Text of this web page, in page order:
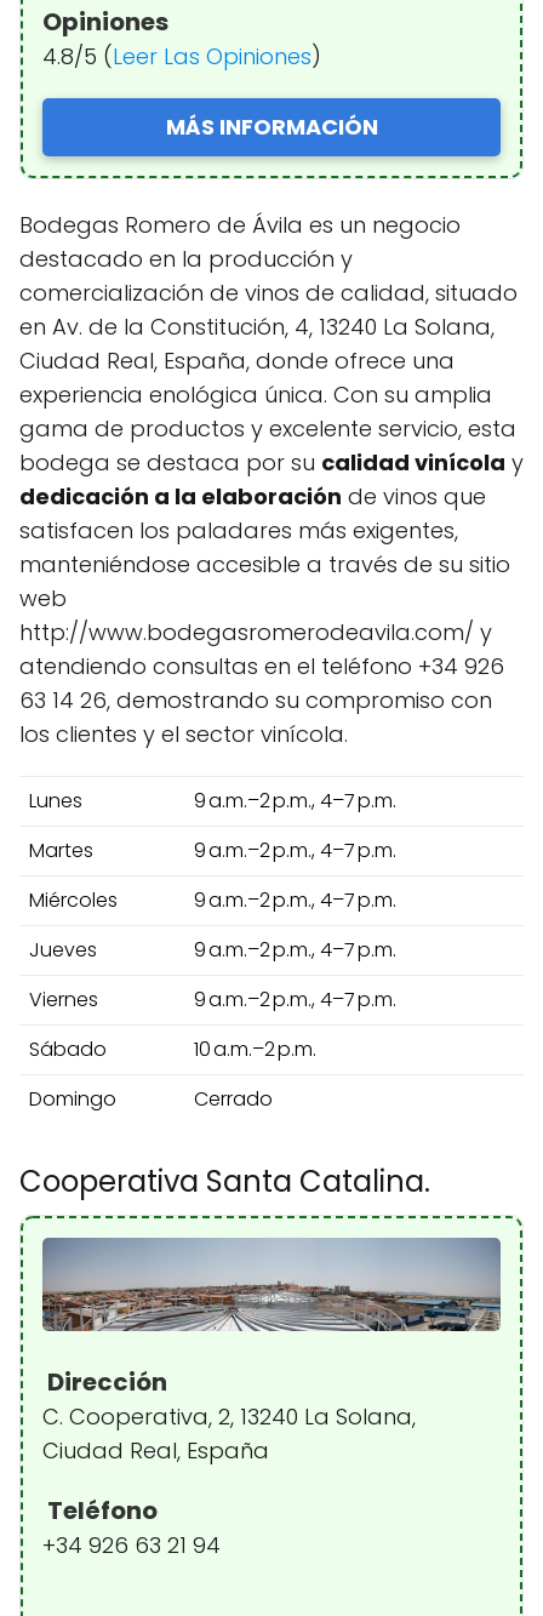
Opiniones
4.8/5 (Leer Las Opiniones)
MÁS INFORMACIÓN
Bodegas Romero de Ávila es un negocio
destacado en la producción y
comercialización de vinos de calidad, situado
en Av. de la Constitución, 4, 13240 La Solana,
Ciudad Real, España, donde ofrece una
experiencia enológica única. Con su amplia
gama de productos y excelente servicio, esta
bodega se destaca por su calidad vinícola y
dedicación a la elaboración de vinos que
satisfacen los paladares más exigentes,
manteniéndose accesible a través de su sitio
web
http://www.bodegasromerodeavila.com/ y
atendiendo consultas en el teléfono +34 926
63 14 26, demostrando su compromiso con
los clientes y el sector vinícola.
Lunes
9 a.m.–2 p.m., 4–7 p.m.
Martes
9 a.m.–2 p.m., 4–7 p.m.
Miércoles
9 a.m.–2 p.m., 4–7 p.m.
Jueves
9 a.m.–2 p.m., 4–7 p.m.
Viernes
9 a.m.–2 p.m., 4–7 p.m.
Sábado
10 a.m.–2 p.m.
Domingo
Cerrado
Cooperativa Santa Catalina.
Dirección
C. Cooperativa, 2, 13240 La Solana,
Ciudad Real, España
Teléfono
+34 926 63 21 94